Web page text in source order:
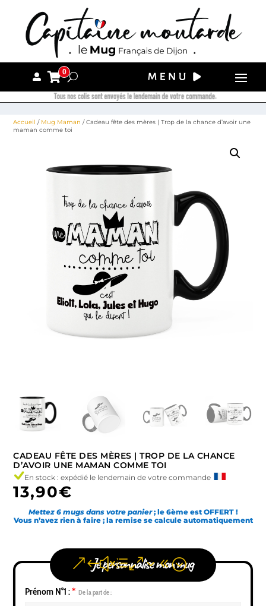
0
Tous nos colis sont envoyés le lendemain de votre commande.
Accueil / Mug Maman / Cadeau fête des mères | Trop de la chance d’avoir une
maman comme toi
CADEAU FÊTE DES MÈRES | TROP DE LA CHANCE
D’AVOIR UNE MAMAN COMME TOI
En stock : expédié le lendemain de votre commande
13,90€
Mettez 6 mugs dans votre panier; le 6ème est OFFERT !
Vous n’avez rien à faire ; la remise se calcule automatiquement
Je personnalise mon mug
Prénom N°1 :* De la part de :